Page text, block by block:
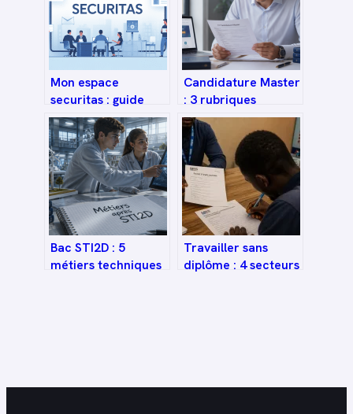
Mon espace
securitas : guide
complet pour se
connecter et
l’utiliser facilement
Candidature Master
: 3 rubriques
stratégiques pour
convaincre les jurys
de sélection
Bac STI2D : 5
métiers techniques
Travailler sans
diplôme : 4 secteurs